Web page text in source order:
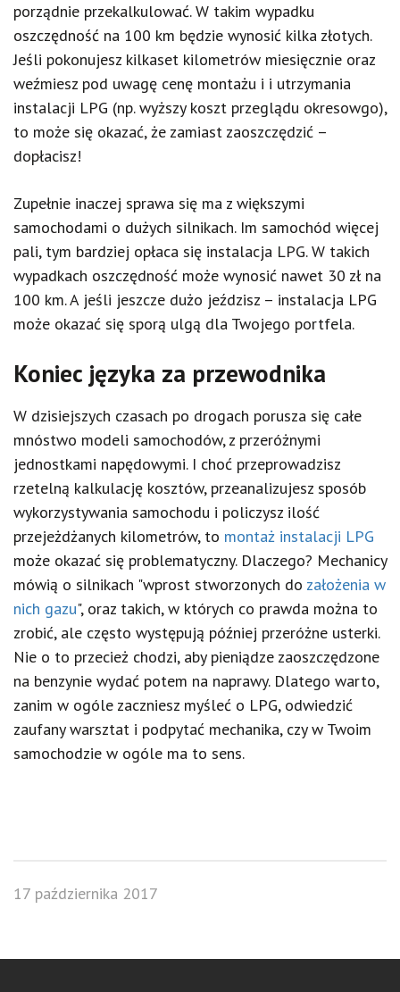
porządnie przekalkulować. W takim wypadku
oszczędność na 100 km będzie wynosić kilka złotych.
Jeśli pokonujesz kilkaset kilometrów miesięcznie oraz
weźmiesz pod uwagę cenę montażu i i utrzymania
instalacji LPG (np. wyższy koszt przeglądu okresowgo),
to może się okazać, że zamiast zaoszczędzić –
dopłacisz!
Zupełnie inaczej sprawa się ma z większymi
samochodami o dużych silnikach. Im samochód więcej
pali, tym bardziej opłaca się instalacja LPG. W takich
wypadkach oszczędność może wynosić nawet 30 zł na
100 km. A jeśli jeszcze dużo jeździsz – instalacja LPG
może okazać się sporą ulgą dla Twojego portfela.
Koniec języka za przewodnika
W dzisiejszych czasach po drogach porusza się całe
mnóstwo modeli samochodów, z przeróżnymi
jednostkami napędowymi. I choć przeprowadzisz
rzetelną kalkulację kosztów, przeanalizujesz sposób
wykorzystywania samochodu i policzysz ilość
przejeżdżanych kilometrów, to montaż instalacji LPG
może okazać się problematyczny. Dlaczego? Mechanicy
mówią o silnikach "wprost stworzonych do założenia w
nich gazu", oraz takich, w których co prawda można to
zrobić, ale często występują później przeróżne usterki.
Nie o to przecież chodzi, aby pieniądze zaoszczędzone
na benzynie wydać potem na naprawy. Dlatego warto,
zanim w ogóle zaczniesz myśleć o LPG, odwiedzić
zaufany warsztat i podpytać mechanika, czy w Twoim
samochodzie w ogóle ma to sens.
17 października 2017